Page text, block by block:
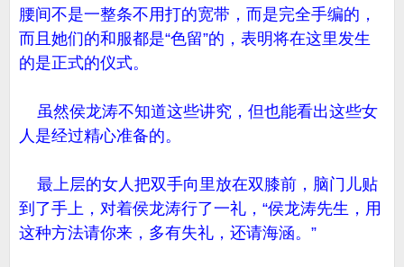
腰间不是一整条不用打的宽带，而是完全手编的，
而且她们的和服都是“色留”的，表明将在这里发生
的是正式的仪式。
虽然侯龙涛不知道这些讲究，但也能看出这些女
人是经过精心准备的。
最上层的女人把双手向里放在双膝前，脑门儿贴
到了手上，对着侯龙涛行了一礼，“侯龙涛先生，用
这种方法请你来，多有失礼，还请海涵。”